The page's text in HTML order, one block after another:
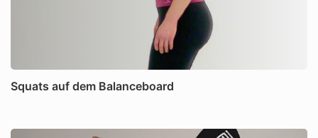
Squats auf dem Balanceboard